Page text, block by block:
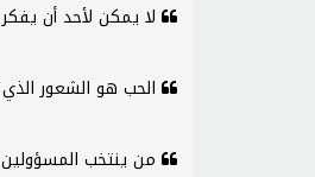
لا يمكن لأحد أن
الحب هو الشعور الذي
من ينتخب